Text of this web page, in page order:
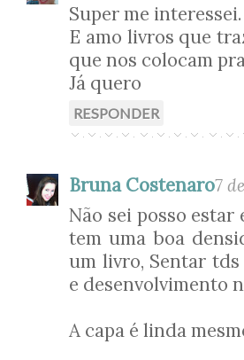
Super me interessei.
E amo livros que
que nos colocam
Já quero
RESPONDER
Bruna Costenaro7
Não sei posso estar
tem uma boa
um livro, Sentar tds
e desenvolvimento
A capa é linda